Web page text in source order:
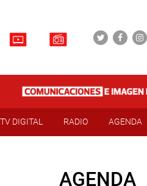
TV DIGITAL RADIO AGENDA
AGENDA